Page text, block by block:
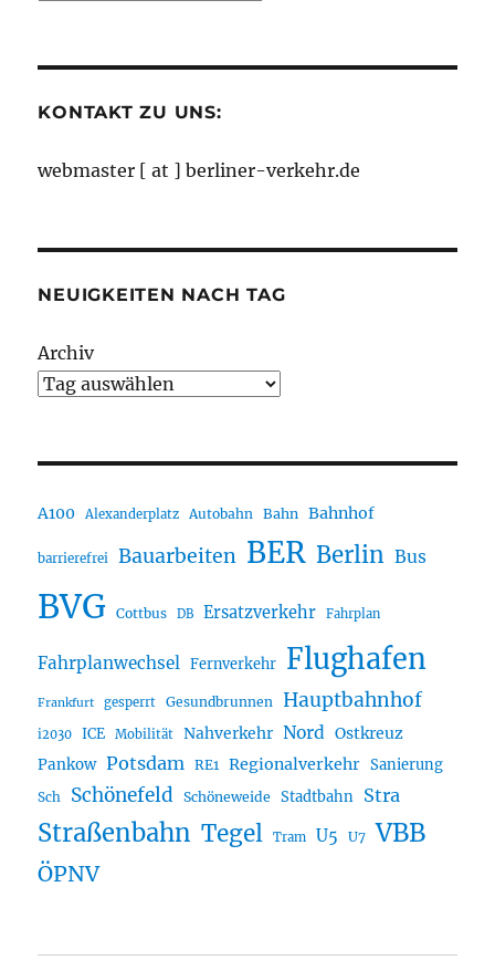
KONTAKT ZU UNS:
webmaster [ at ] berliner-verkehr.de
NEUIGKEITEN NACH TAG
Archiv
A100 Alexanderplatz Autobahn Bahn Bahnhof
barrierefrei Bauarbeiten BER Berlin Bus
BVG Cottbus DB Ersatzverkehr Fahrplan
Fahrplanwechsel Fernverkehr Flughafen
Frankfurt gesperrt Gesundbrunnen Hauptbahnhof
i2030 ICE Mobilität Nahverkehr Nord Ostkreuz
Pankow Potsdam RE1 Regionalverkehr Sanierung
Sch Schönefeld Schöneweide Stadtbahn Stra
Straßenbahn Tegel Tram U5 U7 VBB
ÖPNV